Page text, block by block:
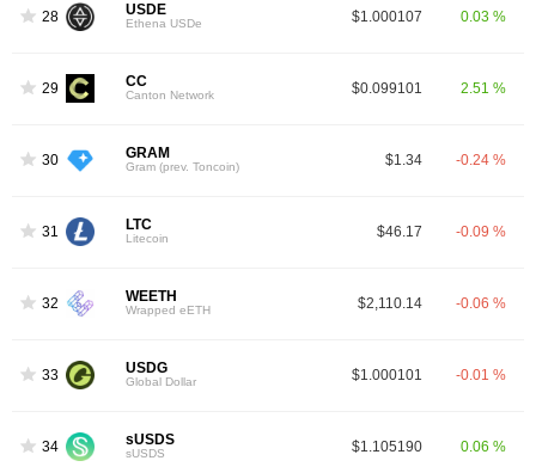
28 USDE
Ethena USDe $1.000107 0.03 %
29 CC
Canton Network $0.099101 2.51 %
30 GRAM
Gram (prev. Toncoin) $1.34 -0.24 %
31 LTC
Litecoin $46.17 -0.09 %
32 WEETH
Wrapped eETH $2,110.14 -0.06 %
33 USDG
Global Dollar $1.000101 -0.01 %
34 sUSDS
sUSDS $1.105190 0.06 %